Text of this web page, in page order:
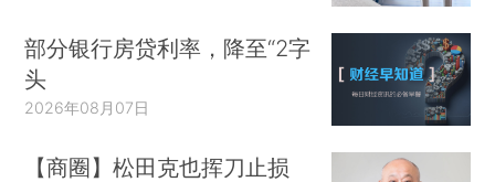
部分银行房贷利率，降至“2字
头
2026年08月07日
【商圈】松田克也挥刀止损